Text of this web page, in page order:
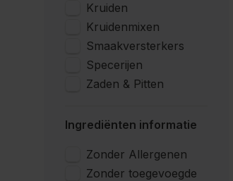
Kruiden
Kruidenmixen
Smaakversterkers
Specerijen
Zaden & Pitten
Ingrediënten informatie
Zonder Allergenen
Zonder toegevoegde